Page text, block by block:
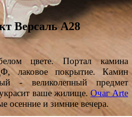
Версаль A28
цвете. Портал камина
лаковое покрытие. Камин
- великолепный предмет
ваше жилище. Очаг Arte
осенние и зимние вечера.